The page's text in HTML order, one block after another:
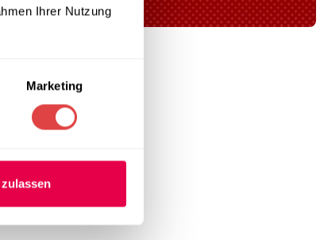
Ihrer Nutzung
Marketing